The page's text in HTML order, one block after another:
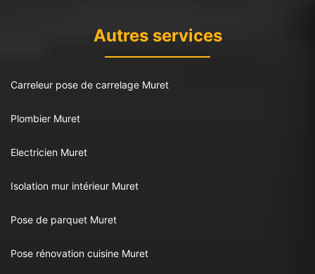
Autres services
Carreleur pose de carrelage Muret
Plombier Muret
Electricien Muret
Isolation mur intérieur Muret
Pose de parquet Muret
Pose rénovation cuisine Muret